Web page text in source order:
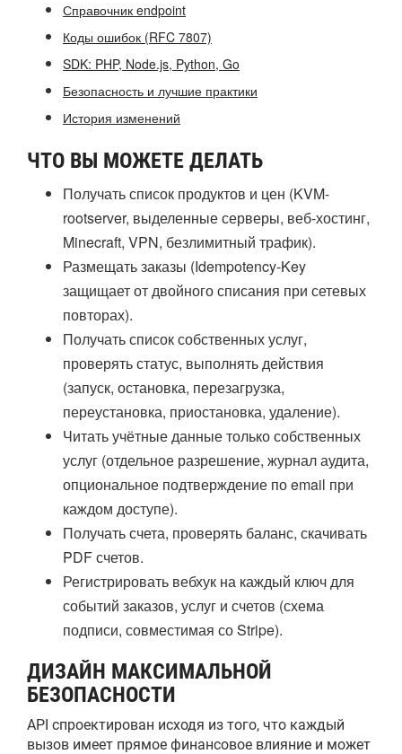
Справочник endpoint
Коды ошибок (RFC 7807)
SDK: PHP, Node.js, Python, Go
Безопасность и лучшие практики
История изменений
ЧТО ВЫ МОЖЕТЕ ДЕЛАТЬ
Получать список продуктов и цен (KVM-
rootserver, выделенные серверы, веб-хостинг,
Minecraft, VPN, безлимитный трафик).
Размещать заказы (Idempotency-Key
защищает от двойного списания при сетевых
повторах).
Получать список собственных услуг,
проверять статус, выполнять действия
(запуск, остановка, перезагрузка,
переустановка, приостановка, удаление).
Читать учётные данные только собственных
услуг (отдельное разрешение, журнал аудита,
опциональное подтверждение по email при
каждом доступе).
Получать счета, проверять баланс, скачивать
PDF счетов.
Регистрировать вебхук на каждый ключ для
событий заказов, услуг и счетов (схема
подписи, совместимая со Stripe).
ДИЗАЙН МАКСИМАЛЬНОЙ
БЕЗОПАСНОСТИ
API спроектирован исходя из того, что каждый
вызов имеет прямое финансовое влияние и может